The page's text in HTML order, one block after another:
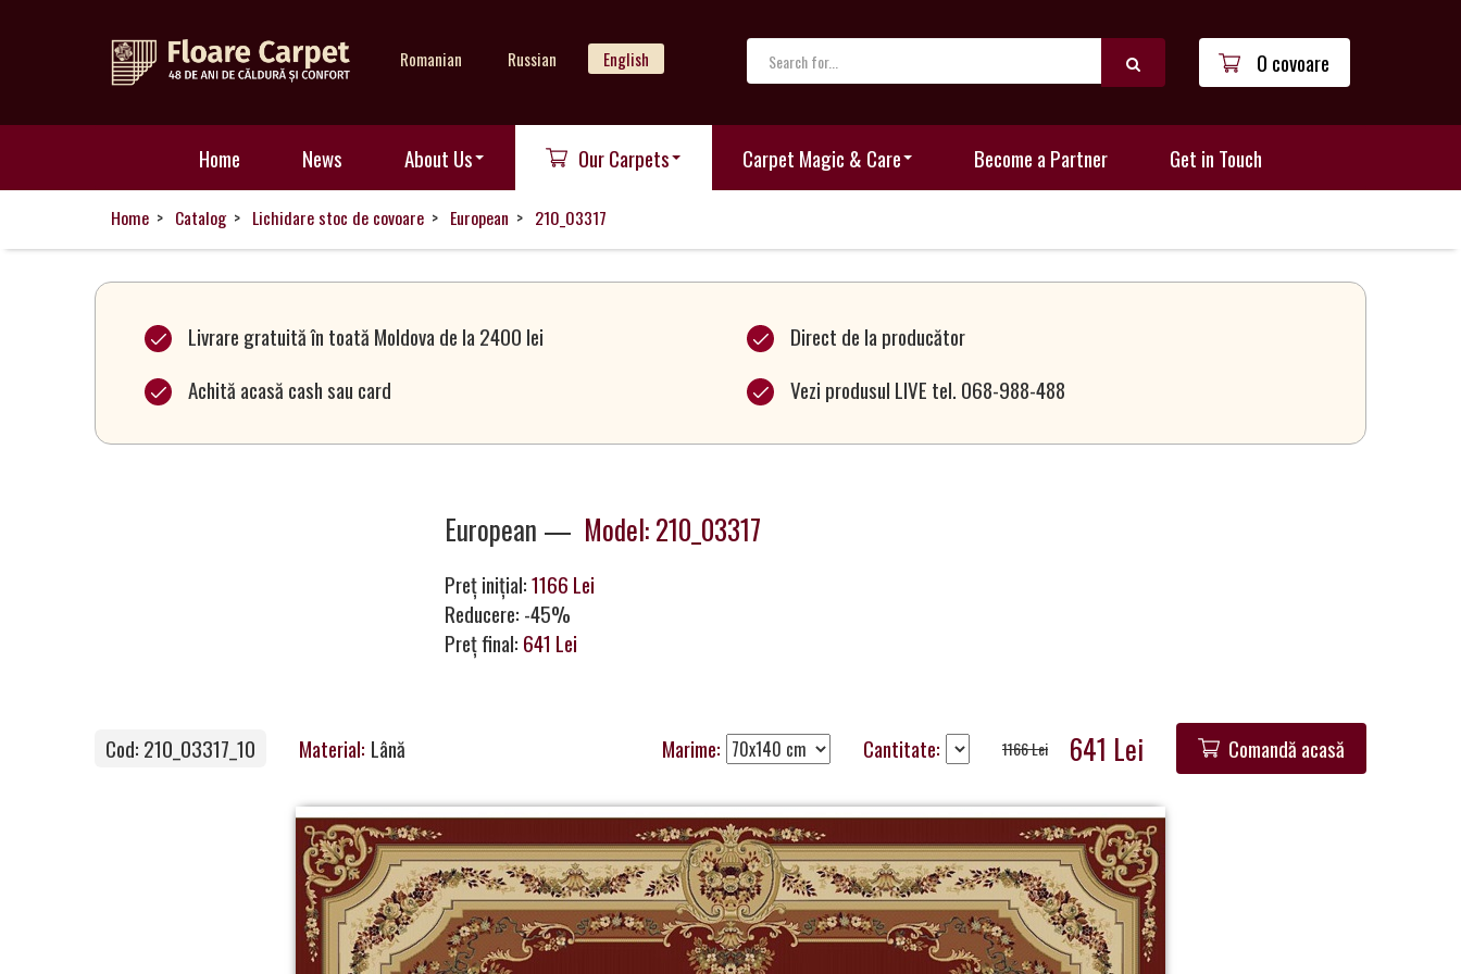
Romanian Russian English 0 covoare
Home News About Us Our Carpets Carpet Magic & Care Become a Partner Get in Touch
Home
Home Catalog Lichidare stoc de covoare European 210_03317
Livrare gratuită în toată Moldova de la 2400 lei
Direct de la producător
Achită acasă cash sau card
Vezi produsul LIVE tel. 068-988-488
European — Model: 210_03317
Preț inițial:1166 Lei
Reducere: -45%
Preț final: 641 Lei
Cod: 210_03317_10 Material: Lână Marime: Cantitate: 1166 Lei 641 Lei Comandă acasă